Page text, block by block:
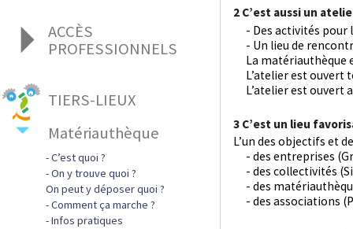
Les structures de La Teppe
Centre de Lutte contre L'Épilepsie
ESAT
EA
Foyer d'hébergement
Foyer Appartement
MAS Les Collines
EHPAD « L'Hermitage »
EHPAD « L'Île Fleurie »
Prise de rendez-vous
Contact
ACCÈS
PROFESSIONNELS
Recrutement, offres d'emploi
Informations, contact
TIERS-LIEUX
Matériauthèque
C’est quoi ?
On y trouve quoi ?
On peut y déposer quoi ?
Comment ça marche ?
Infos pratiques
2 C’est aussi un
- Des activités pour
- Un lieu de
La matériauthèque
L’atelier est ouvert
L’atelier est ouvert
3 C’est un lieu
L’un des objectifs et
- des entreprises
- des collectivités
- des
- des associations